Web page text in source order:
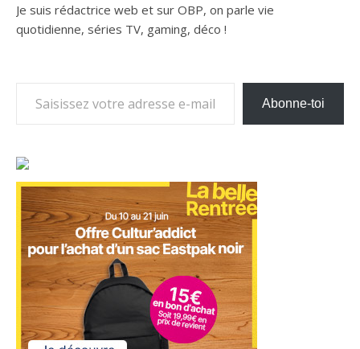
Je suis rédactrice web et sur OBP, on parle vie
quotidienne, séries TV, gaming, déco !
Abonne-toi